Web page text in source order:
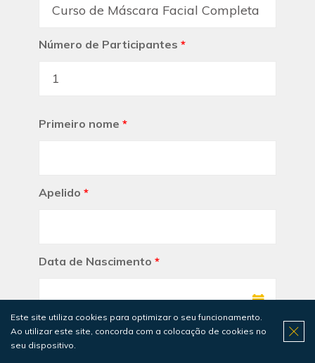
Número de Participantes *
Primeiro nome *
Apelido *
Data de Nascimento *
Necessária para validar a idade mínima para este curso
Selecionar Gênero
Este site utiliza cookies para optimizar o seu funcionamento.
Ao utilizar este site, concorda com a colocação de cookies no
seu dispositivo.